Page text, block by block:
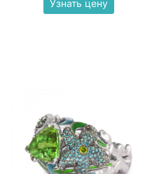
Узнать цену